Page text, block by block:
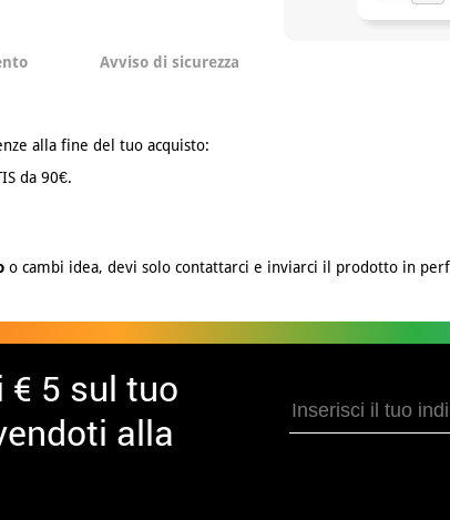
Avviso di sicurezza
alla fine del tuo acquisto:
da 90€.
o cambi idea, devi solo contattarci e inviarci il prodotto in
5 sul tuo
alla